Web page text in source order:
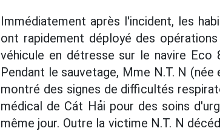
Immédiatement après l'incident, les
ont rapidement déployé des
véhicule en détresse sur le navire
Pendant le sauvetage, Mme N.T. N
montré des signes de difficultés
médical de Cát Hải pour des soins
même jour. Outre la victime N.T. N